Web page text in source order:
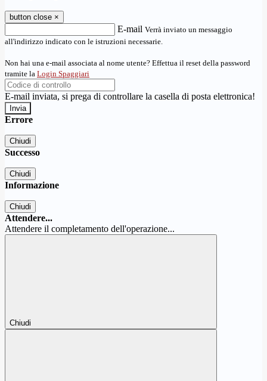
button close ×
E-mail Verrà inviato un messaggio
all'indirizzo indicato con le istruzioni necessarie.
Non hai una e-mail associata al nome utente? Effettua il reset della password
tramite la Login Spaggiari
E-mail inviata, si prega di controllare la casella di posta elettronica!
Errore
Chiudi
Successo
Chiudi
Informazione
Chiudi
Attendere...
Attendere il completamento dell'operazione...
Chiudi